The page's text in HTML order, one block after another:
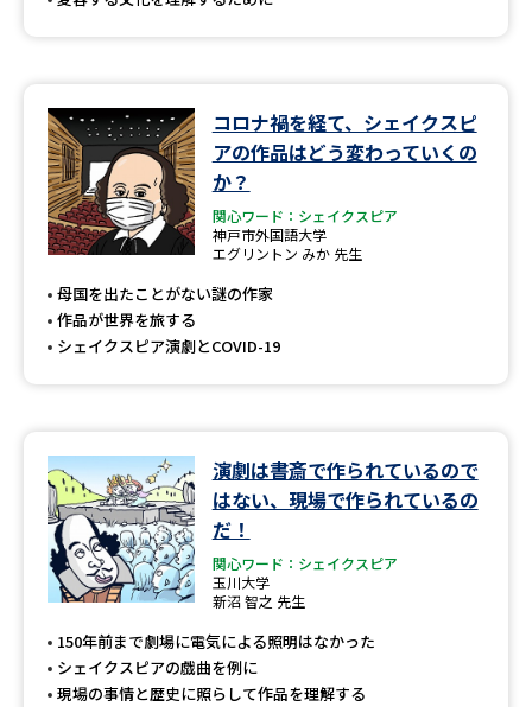
来場型・Web型イベント特集 夢ナビライブ
受験準備 資料検索
志望校・出願校を調べる
先輩が入学を決めた理由 テレメール全国一斉進学調査
新生活お役立ちガイド
学問発見 学問検索
コロナ禍を経て、シェイクスピ
アの作品はどう変わっていくの
か？
関心ワード：シェイクスピア
神戸市外国語大学
エグリントン みか 先生
母国を出たことがない謎の作家
作品が世界を旅する
シェイクスピア演劇とCOVID-19
演劇は書斎で作られているので
はない、現場で作られているの
だ！
関心ワード：シェイクスピア
玉川大学
新沼 智之 先生
150年前まで劇場に電気による照明はなかった
シェイクスピアの戯曲を例に
現場の事情と歴史に照らして作品を理解する